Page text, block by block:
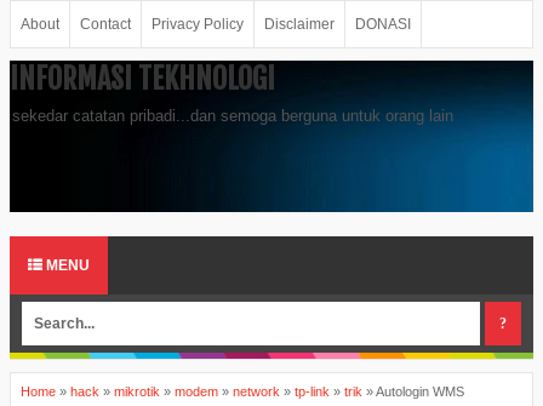
About Contact Privacy Policy Disclaimer DONASI
INFORMASI TEKHNOLOGI
sekedar catatan pribadi...dan semoga berguna untuk orang lain
MENU
Home » hack » mikrotik » modem » network » tp-link » trik »Autologin WMS